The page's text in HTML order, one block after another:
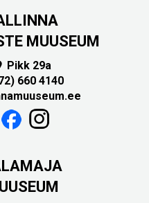
MUUSEUM
Pikk 29a
660 4140